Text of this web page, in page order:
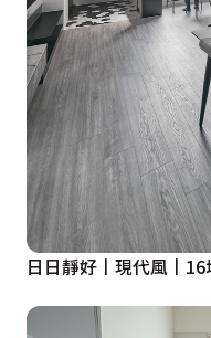
日日靜好丨現代風丨16